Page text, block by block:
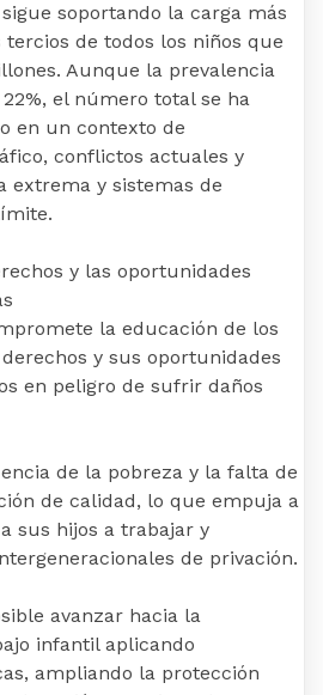
soportando la carga más
tercios de todos los niños que
Aunque la prevalencia
el número total se ha
en un contexto de
conflictos actuales y
extrema y sistemas de
y las oportunidades
la educación de los
y sus oportunidades
en peligro de sufrir daños
de la pobreza y la falta de
de calidad, lo que empuja a
sus hijos a trabajar y
de privación.
avanzar hacia la
infantil aplicando
ampliando la protección